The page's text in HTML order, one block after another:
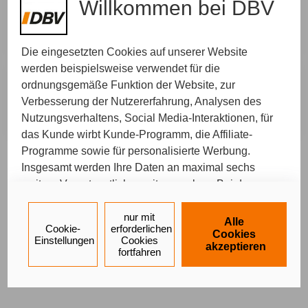
Willkommen bei DBV
Die eingesetzten Cookies auf unserer Website
werden beispielsweise verwendet für die
ordnungsgemäße Funktion der Website, zur
Verbesserung der Nutzererfahrung, Analysen des
Nutzungsverhaltens, Social Media-Interaktionen, für
das Kunde wirbt Kunde-Programm, die Affiliate-
Programme sowie für personalisierte Werbung.
Insgesamt werden Ihre Daten an maximal sechs
weitere Verantwortliche weitergegeben. Bei dem
Einsatz der Dienste für Social Media-Interaktionen
und personalisierte Werbung werden regelmäßig
durch den jeweiligen Anbieter individuelle Profile
angelegt und mit Daten von anderen Webseiten zu
umfassenden Nutzungsprofilen von Ihnen
Alle
Cookies
akzeptieren
nur mit
erforderlichen
Cookies
fortfahren
Cookie-
Einstellungen
Telefonisch
Wir rufen Sie zurück. Bitte suchen Sie sich Ihren
Wunschtermin aus, zu dem wir Sie erreichen.
In der Agentur
Diese Beratung findet in unserer Agentur statt.
Wir freuen uns auf Sie und Ihr persönliches
Anliegen.
Ein Service von